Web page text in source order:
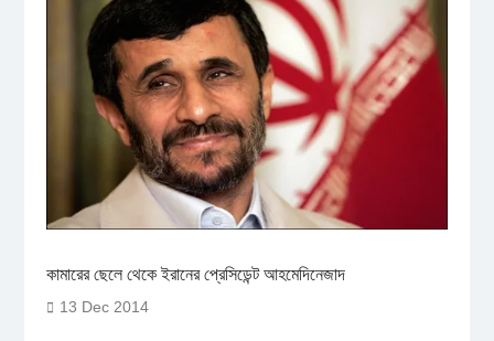
কামারের ছেলে থেকে ইরানের প্রেসিডেন্ট আহমেদিনেজাদ
13 Dec 2014